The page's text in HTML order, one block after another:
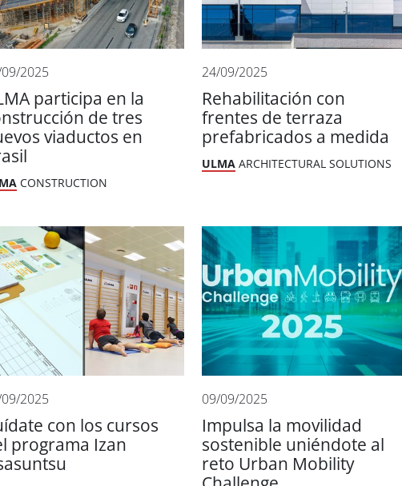
2025
participa en la
de tres
viaductos en
CONSTRUCTION
24/09/2025
Rehabilitación con
frentes de terraza
prefabricados a medida
ULMAARCHITECTURAL SOLUTIONS
2025
con los cursos
programa Izan
09/09/2025
Impulsa la movilidad
sostenible uniéndote al
reto Urban Mobility